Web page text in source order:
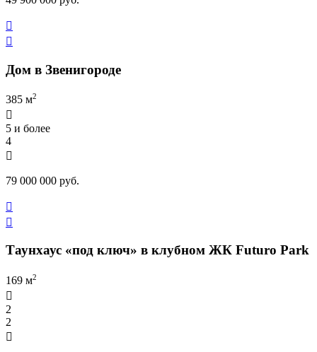


Дом в Звенигороде
385 м2

5 и более
4

79 000 000 руб.


Таунхаус «под ключ» в клубном ЖК Futuro Park
169 м2

2
2
